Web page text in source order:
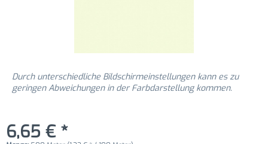
Durch unterschiedliche Bildschirmeinstellungen kann es zu
geringen Abweichungen in der Farbdarstellung kommen.
6,65 € *